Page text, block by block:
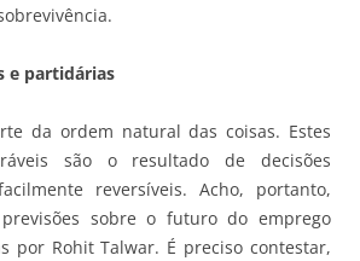
e partidárias
da ordem natural das coisas. Estes
são o resultado de decisões
reversíveis. Acho, portanto,
sobre o futuro do emprego
por Rohit Talwar. É preciso contestar,